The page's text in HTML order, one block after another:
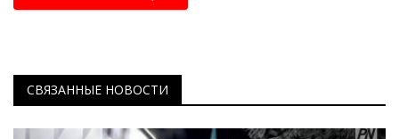
СВЯЗАННЫЕ НОВОСТИ